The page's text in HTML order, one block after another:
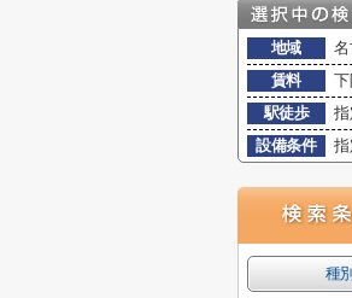
地域
名
賃料
下
駅徒歩
指
設備条件
指
種